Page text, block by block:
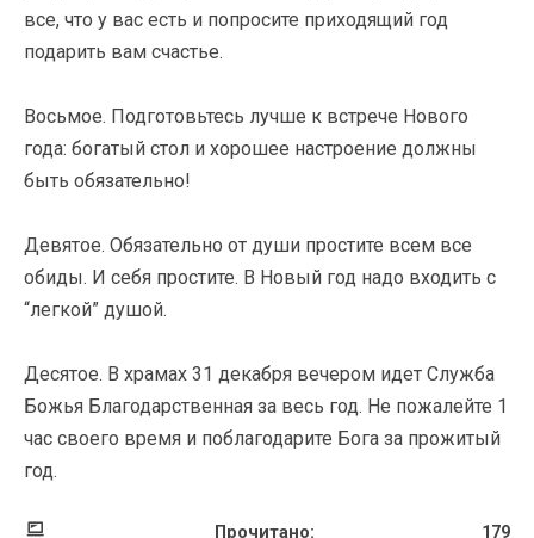
все, что у вас есть и попросите приходящий год
подарить вам счастье.
Восьмое. Подготовьтесь лучше к встрече Нового
года: богатый стол и хорошее настроение должны
быть обязательно!
Девятое. Обязательно от души простите всем все
обиды. И себя простите. В Новый год надо входить с
“легкой” душой.
Десятое. В храмах 31 декабря вечером идет Служба
Божья Благодарственная за весь год. Не пожалейте 1
час своего время и поблагодарите Бога за прожитый
год.
Прочитано: 179